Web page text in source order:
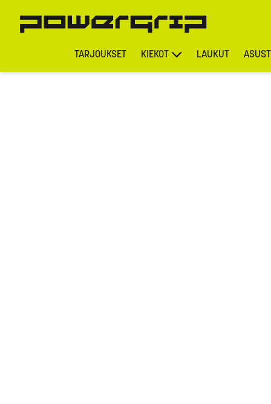
TARJOUKSET KIEKOT LAUKUT